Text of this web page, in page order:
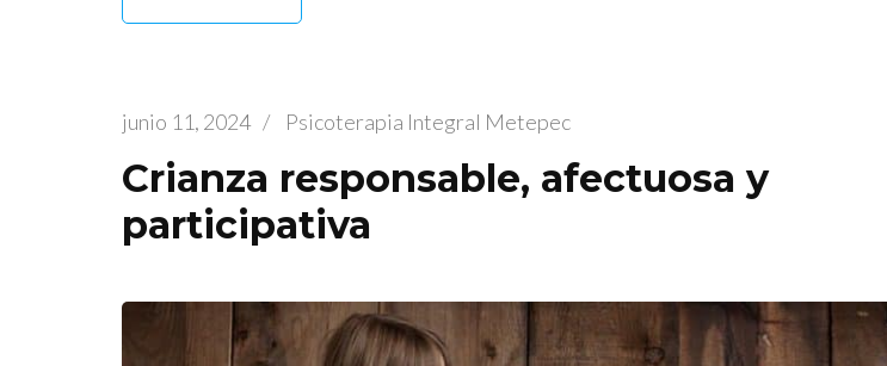
junio 11, 2024 / Psicoterapia Integral Metepec
Crianza responsable, afectuosa y
participativa